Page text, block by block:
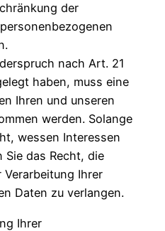
der
nach Art. 21
haben, muss eine
Ihren und unseren
werden. Solange
wessen Interessen
Sie das Recht, die
Ihrer
Daten zu verlangen.
Ihrer